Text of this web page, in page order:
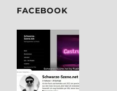
FACE­BOOK